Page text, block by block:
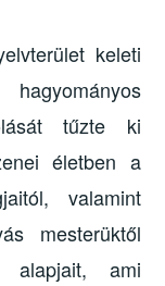
keleti
tűzte ki
életben a
valamint
mesterüktől
alapjait, ami